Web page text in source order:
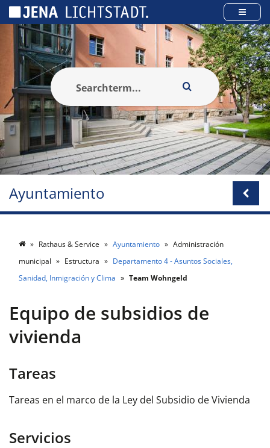
Ayuntamiento
Rathaus & Service Ayuntamiento
Administración
municipal
Estructura
Departamento 4 - Asuntos Sociales,
Sanidad, Inmigración y Clima
Team Wohngeld
Equipo de subsidios de
vivienda
Tareas
Tareas en el marco de la Ley del Subsidio de Vivienda
Servicios
Panel de gestión de cookies